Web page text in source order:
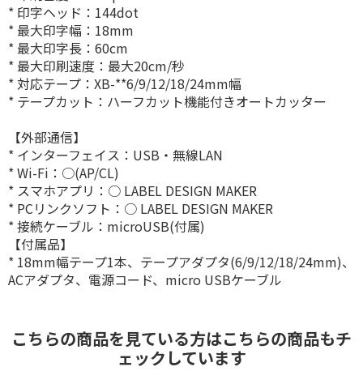
* 印字ヘッド：144dot
* 最大印字幅：18mm
* 最大印字長：60cm
* 最大印刷速度：最大20cm/秒
* 対応テープ：XB-**6/9/12/18/24mm幅
* テープカット：ハーフカット機能付きオートカッター
【外部通信】
* インターフェイス：USB・無線LAN
* Wi-Fi：○(AP/CL)
* スマホアプリ：○ LABEL DESIGN MAKER
* PCリンクソフト：○ LABEL DESIGN MAKER
* 接続ケーブル：microUSB(付属)
【付属品】
* 18mm幅テープ1本、テープアダプタ(6/9/12/18/24mm)、
ACアダプタ、電源コード、micro USBケーブル
こちらの商品を見ている方はこちらの商品もチ
ェックしています